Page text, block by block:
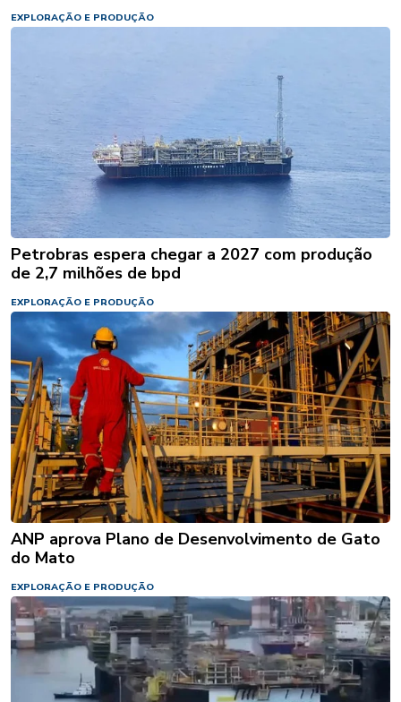
EXPLORAÇÃO E PRODUÇÃO
Petrobras espera chegar a 2027 com produção
de 2,7 milhões de bpd
EXPLORAÇÃO E PRODUÇÃO
ANP aprova Plano de Desenvolvimento de Gato
do Mato
EXPLORAÇÃO E PRODUÇÃO